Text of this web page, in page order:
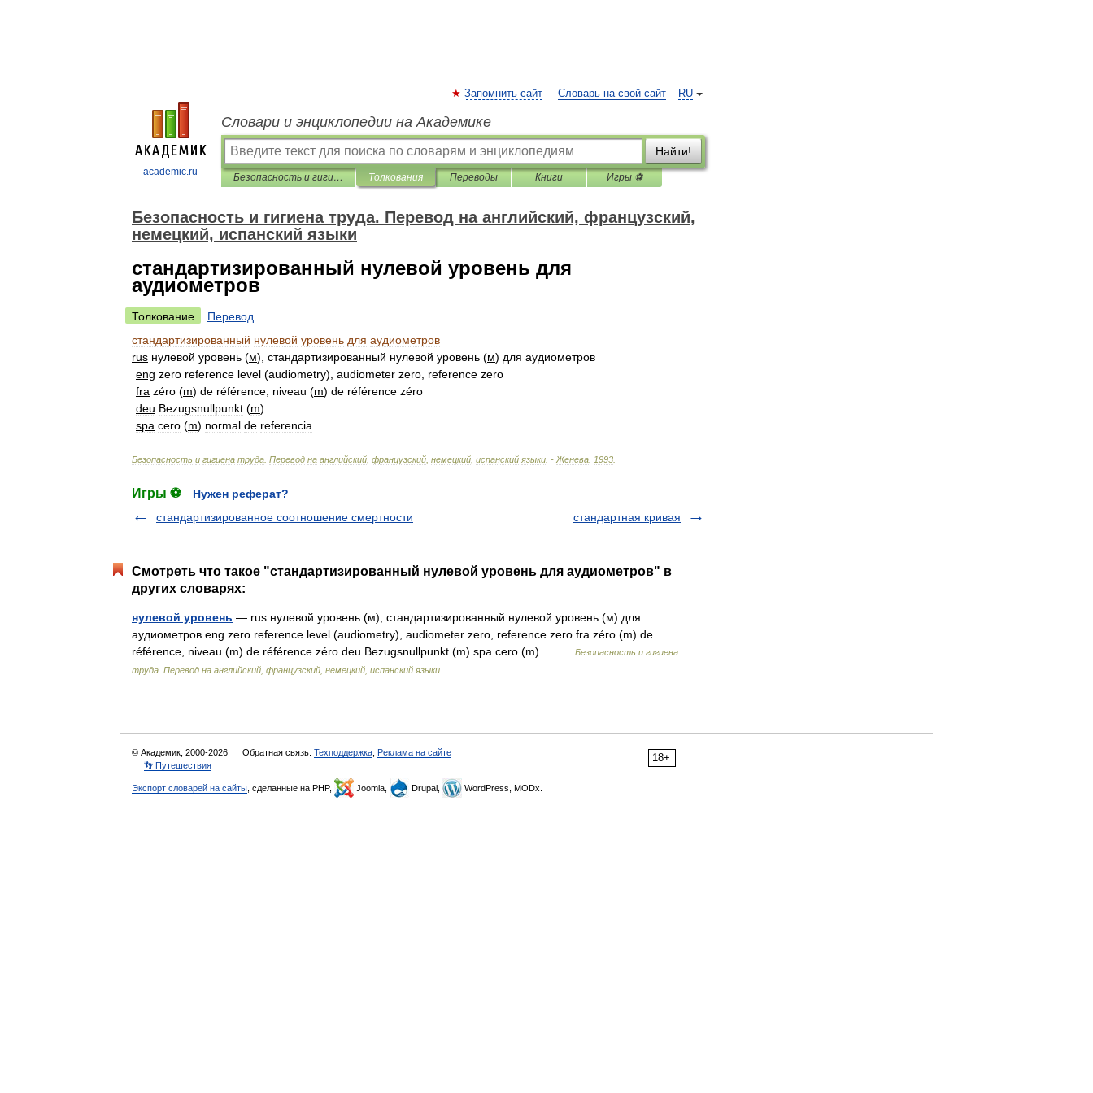
academic.ru
RU
Запомнить сайт Словарь на свой сайт
Словари и энциклопедии на Академике
Найти!
Безопасность и гигиена труда. Перевод на английский, французский, немецкий, испанский языки Толкования Переводы Книги Игры ⚽
Безопасность и гигиена труда. Перевод на английский, французский,
немецкий, испанский языки
стандартизированный нулевой уровень для
аудиометров
Толкование
Перевод
стандартизированный нулевой уровень для аудиометров
rus нулевой уровень (м), стандартизированный нулевой уровень (м) для аудиометров
eng zero reference level (audiometry), audiometer zero reference zero
fra zéro (m) de référence niveau (m) de référence zéro
deu Bezugsnullpunkt (m)
spa cero (m) normal de referencia
Безопасность и гигиена труда Перевод на английский французский немецкий испанский языки . - Женева 1993
Игры ⚽
Нужен реферат?
стандартизированное соотношение смертности
стандартная кривая
Смотреть что такое "стандартизированный нулевой уровень для аудиометров" в
других словарях:
нулевой уровень — rus нулевой уровень (м), стандартизированный нулевой уровень (м) для
аудиометров eng zero reference level (audiometry), audiometer zero, reference zero fra zéro (m) de
référence, niveau (m) de référence zéro deu Bezugsnullpunkt (m) spa cero (m)… …
Безопасность и гигиена
труда. Перевод на английский, французский, немецкий, испанский языки
18+
© Академик, 2000-2026 Обратная связь: Техподдержка Реклама на сайте
👣 Путешествия
Экспорт словарей на сайты , сделанные на PHP, Joomla, Drupal, WordPress, MODx.